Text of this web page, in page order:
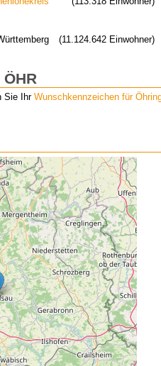
(11.124.642 Einwohner)
Sie IhrWunschkennzeichen für